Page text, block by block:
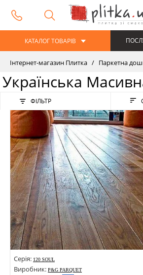
КАТАЛОГ ТОВАРІВ
Інтернет-магазин Плитка Паркетна
Українська
ФІЛЬТР
Серія: 120 SOUL
Виробник: P&G PARQUET